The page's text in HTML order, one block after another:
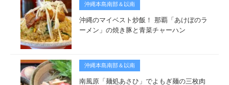
沖縄本島南部＆以南
沖縄のマイベスト炒飯！ 那覇「あけぼのラ
ーメン」の焼き豚と青菜チャーハン
沖縄本島南部＆以南
南風原「麺処あさひ」でよもぎ麺の三枚肉